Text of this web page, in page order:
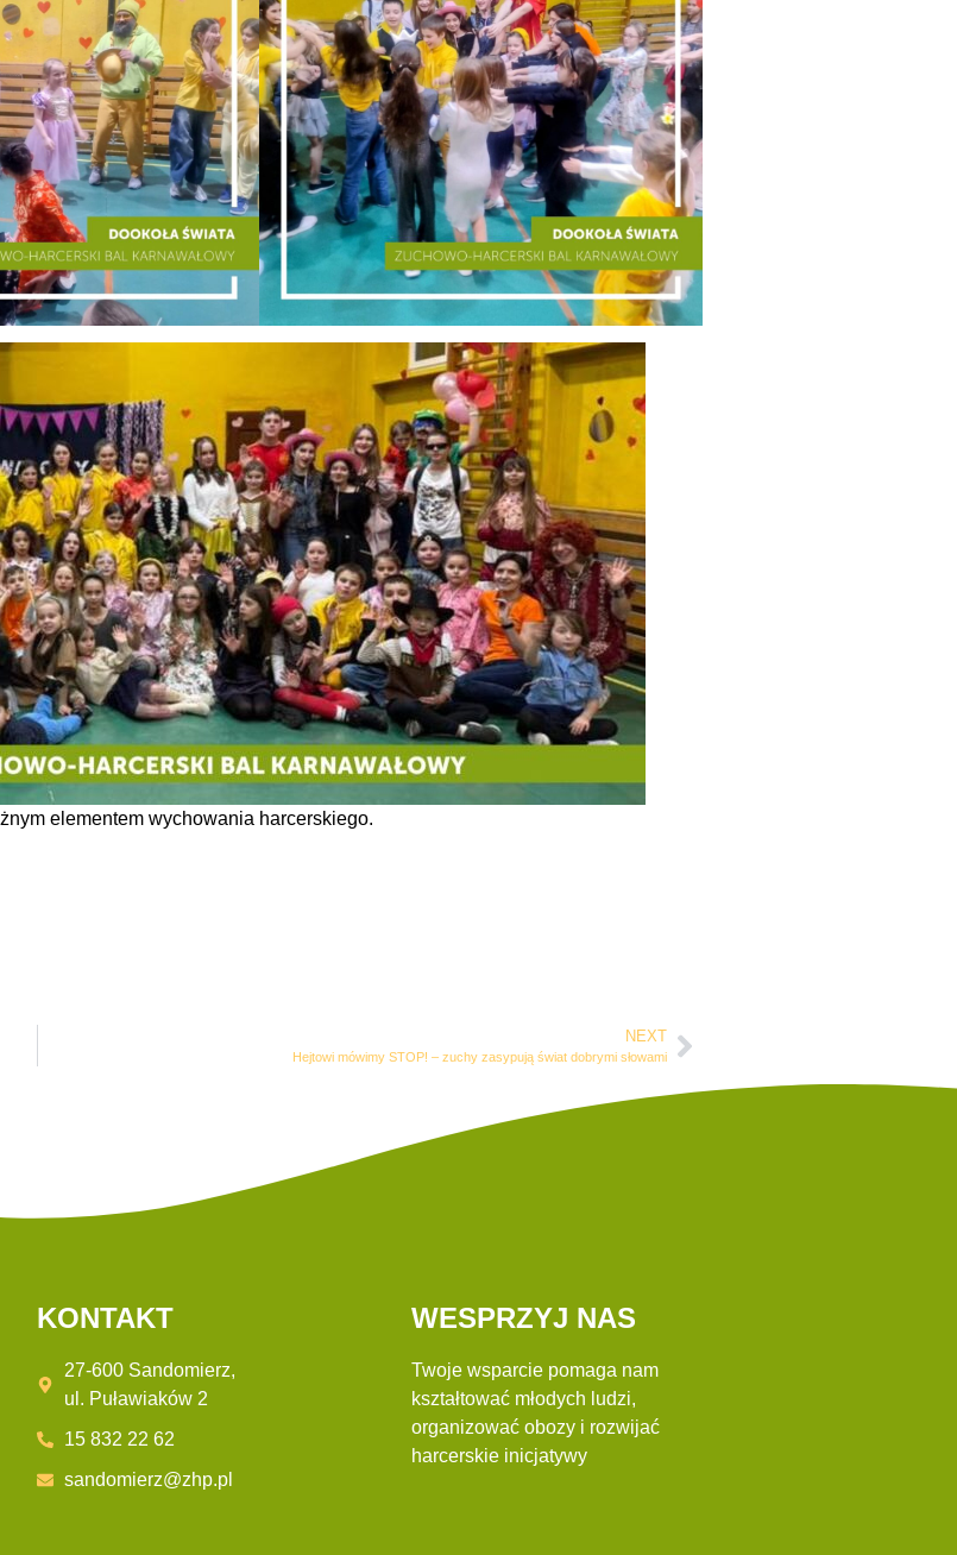
elementem wychowania harcerskiego.
NEXT
Hejtowi mówimy STOP! – zuchy zasypują świat dobrymi słowami
KONTAKT
27-600 Sandomierz,
ul. Puławiaków 2
15 832 22 62
sandomierz@zhp.pl
WESPRZYJ NAS
Twoje wsparcie pomaga nam
kształtować młodych ludzi,
organizować obozy i rozwijać
harcerskie inicjatywy